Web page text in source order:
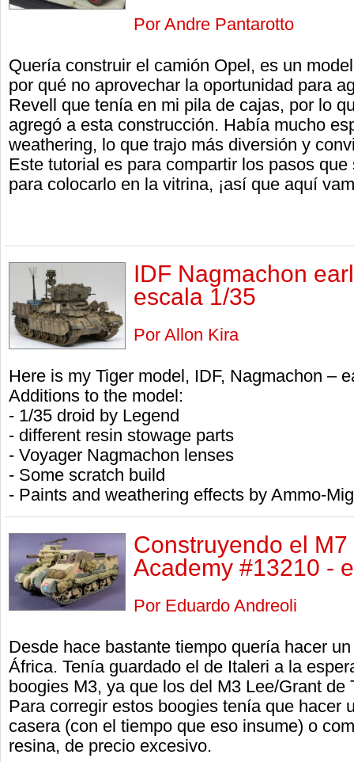
Por Andre Pantarotto
Quería construir el camión Opel, es un
por qué no aprovechar la oportunidad para
Revell que tenía en mi pila de cajas, por lo
agregó a esta construcción. Había mucho
weathering, lo que trajo más diversión y
Este tutorial es para compartir los pasos
para colocarlo en la vitrina, ¡así que aquí
IDF Nagmachon
escala 1/35
Por Allon Kira
Here is my Tiger model, IDF, Nagmachon –
Additions to the model:
- 1/35 droid by Legend
- different resin stowage parts
- Voyager Nagmachon lenses
- Some scratch build
- Paints and weathering effects by Ammo-
Construyendo el
Academy #13210 -
Por Eduardo Andreoli
Desde hace bastante tiempo quería hacer
África. Tenía guardado el de Italeri a la
boogies M3, ya que los del M3 Lee/Grant de
Para corregir estos boogies tenía que hacer
casera (con el tiempo que eso insume) o
resina, de precio excesivo.